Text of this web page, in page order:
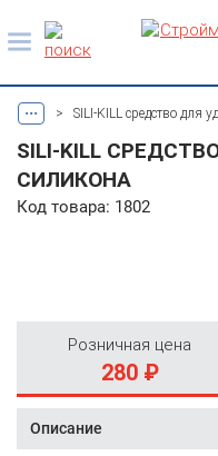
... > SILI-KILL средство для
SILI-KILL
СИЛИКОНА
Код товара: 1802
Розничная цена
280 ₽
Описание